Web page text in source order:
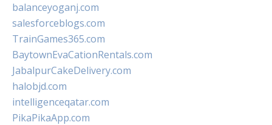
balanceyoganj.com
salesforceblogs.com
TrainGames365.com
BaytownEvaCationRentals.com
JabalpurCakeDelivery.com
halobjd.com
intelligenceqatar.com
PikaPikaApp.com